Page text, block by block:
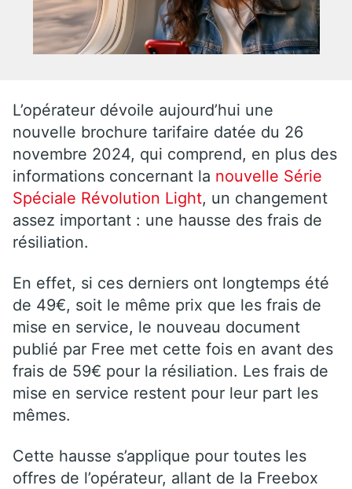
L’opérateur dévoile aujourd’hui une
nouvelle brochure tarifaire datée du 26
novembre 2024, qui comprend, en plus des
informations concernant la nouvelle Série
Spéciale Révolution Light, un changement
assez important : une hausse des frais de
résiliation.
En effet, si ces derniers ont longtemps été
de 49€, soit le même prix que les frais de
mise en service, le nouveau document
publié par Free met cette fois en avant des
frais de 59€ pour la résiliation. Les frais de
mise en service restent pour leur part les
mêmes.
Cette hausse s’applique pour toutes les
offres de l’opérateur, allant de la Freebox